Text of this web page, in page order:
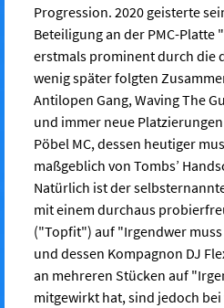
Progression. 2020 geisterte
Beteiligung an der PMC-
erstmals prominent durch die
wenig später folgten
Antilopen Gang, Waving The
und immer neue
Pöbel MC, dessen heutiger
maßgeblich von Tombs’
Natürlich ist der
mit einem durchaus
("Topfit") auf "Irgendwer
und dessen Kompagnon DJ
an mehreren Stücken auf
mitgewirkt hat, sind jedoch